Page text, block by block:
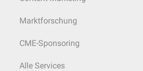
Marktforschung
CME-Sponsoring
Alle Services